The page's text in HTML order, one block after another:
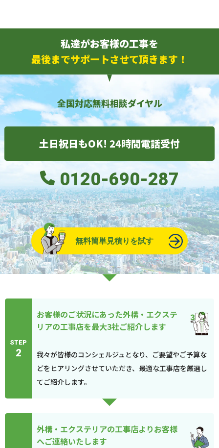
私達がお客様の工事を
最後までサポートさせて頂きます！
全国対応無料相談ダイヤル
土日祝日もOK! 24時間電話受付
0120-690-287
無料簡単見積りを試す
STEP
2
お客様のご状況にあった外構・エクステ
リアの工事店を最大3社ご紹介します
我々が皆様のコンシェルジュとなり、ご要望やご予算な
どをヒアリングさせていただき、最適な工事店を厳選し
てご紹介します。
外構・エクステリアの工事店よりお客様
へご連絡いたします